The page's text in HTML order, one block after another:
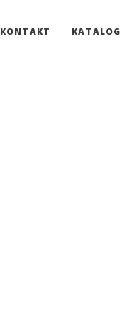
KONTAKT KATALOG